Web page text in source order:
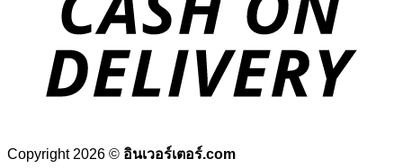
Copyright 2026 © อินเวอร์เตอร์.com